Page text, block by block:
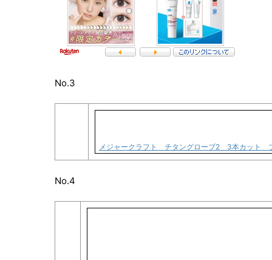
No.3
メジャークラフト チタングローブ2 3本カット
No.4